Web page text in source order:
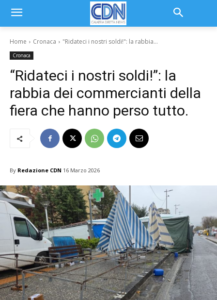
Home Cronaca "Ridateci i nostri soldi!": la rabbia...
Cronaca
“Ridateci i nostri soldi!”: la
rabbia dei commercianti della
fiera che hanno perso tutto.
By Redazione CDN 16 Marzo 2026